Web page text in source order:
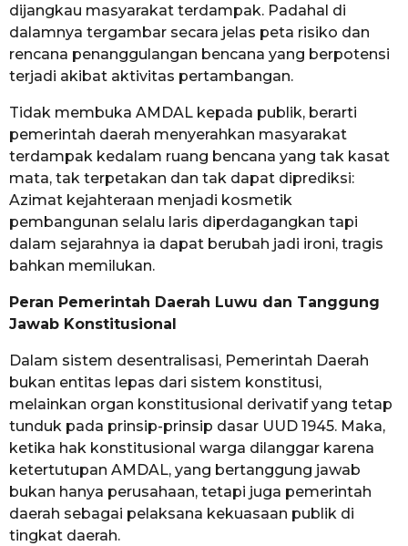
dijangkau masyarakat terdampak. Padahal di
dalamnya tergambar secara jelas peta risiko dan
rencana penanggulangan bencana yang berpotensi
terjadi akibat aktivitas pertambangan.
Tidak membuka AMDAL kepada publik, berarti
pemerintah daerah menyerahkan masyarakat
terdampak kedalam ruang bencana yang tak kasat
mata, tak terpetakan dan tak dapat diprediksi:
Azimat kejahteraan menjadi kosmetik
pembangunan selalu laris diperdagangkan tapi
dalam sejarahnya ia dapat berubah jadi ironi, tragis
bahkan memilukan.
Peran Pemerintah Daerah Luwu dan Tanggung
Jawab Konstitusional
Dalam sistem desentralisasi, Pemerintah Daerah
bukan entitas lepas dari sistem konstitusi,
melainkan organ konstitusional derivatif yang tetap
tunduk pada prinsip-prinsip dasar UUD 1945. Maka,
ketika hak konstitusional warga dilanggar karena
ketertutupan AMDAL, yang bertanggung jawab
bukan hanya perusahaan, tetapi juga pemerintah
daerah sebagai pelaksana kekuasaan publik di
tingkat daerah.